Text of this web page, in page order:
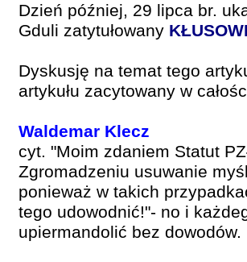
Dzień później, 29 lipca br.
Gduli zatytułowany
Dyskusję na temat tego
artykułu zacytowany w
Waldemar Klecz
cyt. "Moim zdaniem Statut
Zgromadzeniu usuwanie
ponieważ w takich
tego udowodnić!"- no i
upiermandolić bez dowodów.